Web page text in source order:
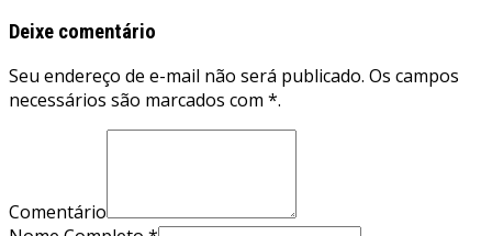
Deixe comentário
Seu endereço de e-mail não será publicado. Os campos
necessários são marcados com *.
Comentário